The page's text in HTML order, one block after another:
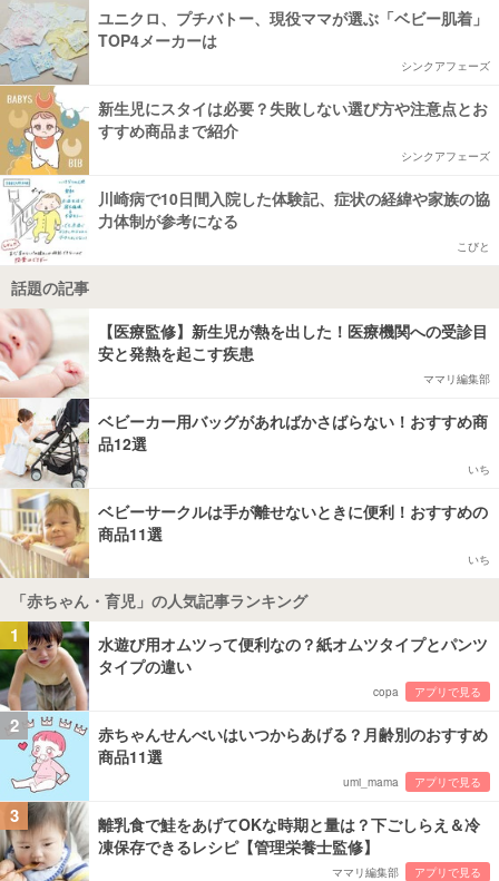
ユニクロ、プチバトー、現役ママが選ぶ「ベビー肌着」
TOP4メーカーは
シンクアフェーズ
新生児にスタイは必要？失敗しない選び方や注意点とお
すすめ商品まで紹介
シンクアフェーズ
川崎病で10日間入院した体験記、症状の経緯や家族の協
力体制が参考になる
こびと
話題の記事
【医療監修】新生児が熱を出した！医療機関への受診目
安と発熱を起こす疾患
ママリ編集部
ベビーカー用バッグがあればかさばらない！おすすめ商
品12選
いち
ベビーサークルは手が離せないときに便利！おすすめの
商品11選
いち
「赤ちゃん・育児」の人気記事ランキング
1
水遊び用オムツって便利なの？紙オムツタイプとパンツ
タイプの違い
copa アプリで見る
2
赤ちゃんせんべいはいつからあげる？月齢別のおすすめ
商品11選
umi_mama アプリで見る
3
離乳食で鮭をあげてOKな時期と量は？下ごしらえ＆冷
凍保存できるレシピ【管理栄養士監修】
ママリ編集部 アプリで見る